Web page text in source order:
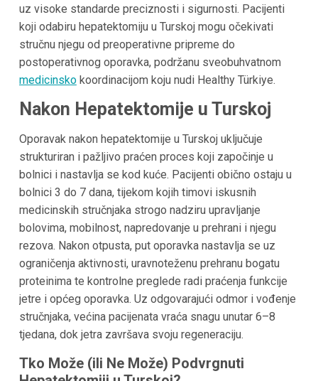
uz visoke standarde preciznosti i sigurnosti. Pacijenti
koji odabiru hepatektomiju u Turskoj mogu očekivati
stručnu njegu od preoperativne pripreme do
postoperativnog oporavka, podržanu sveobuhvatnom
medicinskokoordinacijom koju nudi Healthy Türkiye.
Nakon Hepatektomije u Turskoj
Oporavak nakon hepatektomije u Turskoj uključuje
strukturiran i pažljivo praćen proces koji započinje u
bolnici i nastavlja se kod kuće. Pacijenti obično ostaju u
bolnici 3 do 7 dana, tijekom kojih timovi iskusnih
medicinskih stručnjaka strogo nadziru upravljanje
bolovima, mobilnost, napredovanje u prehrani i njegu
rezova. Nakon otpusta, put oporavka nastavlja se uz
ograničenja aktivnosti, uravnoteženu prehranu bogatu
proteinima te kontrolne preglede radi praćenja funkcije
jetre i općeg oporavka. Uz odgovarajući odmor i vođenje
stručnjaka, većina pacijenata vraća snagu unutar 6–8
tjedana, dok jetra završava svoju regeneraciju.
Tko Može (ili Ne Može) Podvrgnuti